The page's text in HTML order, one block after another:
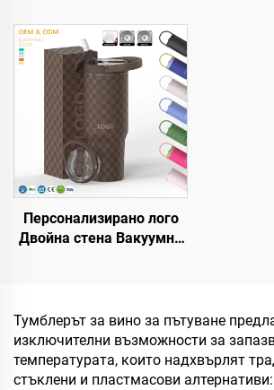
стомана, двойна стена,
вакуум, метален
пътуващ кафемер 20
унции 30 унции 40 унции
Тъмблър с дръжка
Персонализирано лого
Двойна стена Вакуумна
Пътуваща тъмблър с
капак за горещи и
студени напитки
Тумблерът за вино за пътуване
изключителни възможности за
температурата, които надхвърлят
стъклени и пластмасови